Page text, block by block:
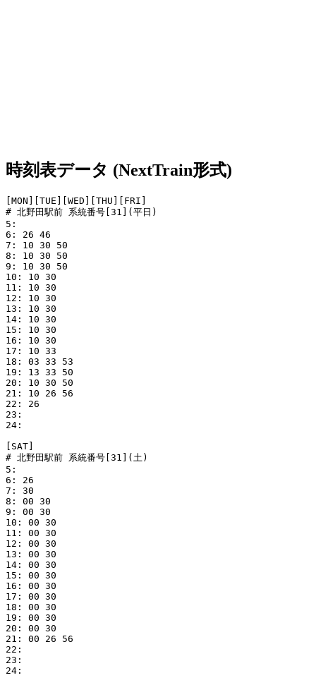
時刻表データ (NextTrain形式)
[MON][TUE][WED][THU][FRI]
# 北野田駅前 系統番号[31](平日)
5:
6: 26 46
7: 10 30 50
8: 10 30 50
9: 10 30 50
10: 10 30
11: 10 30
12: 10 30
13: 10 30
14: 10 30
15: 10 30
16: 10 30
17: 10 33
18: 03 33 53
19: 13 33 50
20: 10 30 50
21: 10 26 56
22: 26
23:
24:
[SAT]
# 北野田駅前 系統番号[31](土)
5:
6: 26
7: 30
8: 00 30
9: 00 30
10: 00 30
11: 00 30
12: 00 30
13: 00 30
14: 00 30
15: 00 30
16: 00 30
17: 00 30
18: 00 30
19: 00 30
20: 00 30
21: 00 26 56
22:
23:
24: